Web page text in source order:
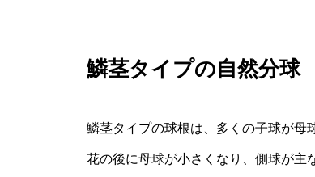
鱗茎タイプの自然分球
鱗茎タイプの球根は、多くの子球が母
花の後に母球が小さくなり、側球が主